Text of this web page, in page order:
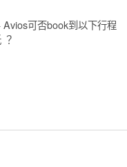
可否book到以下行程